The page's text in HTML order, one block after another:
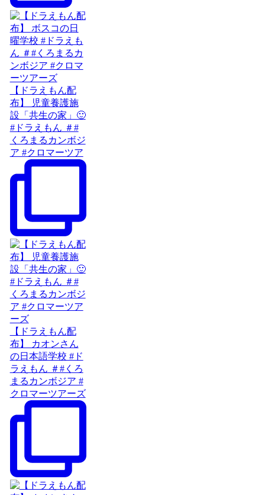
【ドラえもん配
布】 児童養護施
設「共生の家」🙂
#ドラえもん ＃#
くろまるカンボジ
ア #クロマーツア
【ドラえもん配
布】 カオンさん
の日本語学校 #ド
ラえもん ＃#くろ
まるカンボジア #
クロマーツアーズ